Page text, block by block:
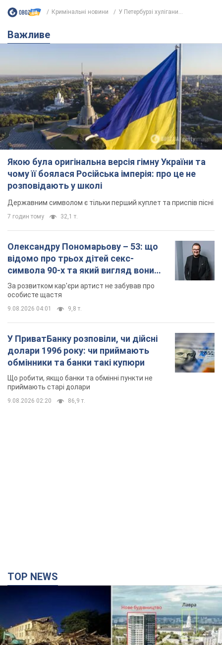
Кримінальні новини У Петербурзі хулігани...
Важливе
Якою була оригінальна версія гімну України та
чому її боялася Російська імперія: про це не
розповідають у школі
Державним символом є тільки перший куплет та приспів пісні
7 годин тому 32,1 т.
Олександру Пономарьову – 53: що
відомо про трьох дітей секс-
символа 90-х та який вигляд вони
мають
За розвитком кар'єри артист не забував про
особисте щастя
9.08.2026 04:01 9,8 т.
У ПриватБанку розповіли, чи дійсні
долари 1996 року: чи приймають
обмінники та банки такі купюри
Що робити, якщо банки та обмінні пункти не
приймають старі долари
9.08.2026 02:20 86,9 т.
TOP NEWS